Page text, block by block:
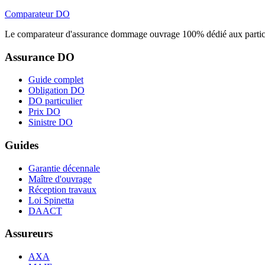
ComparateurDO
Le comparateur d'assurance dommage ouvrage 100% dédié aux
Assurance DO
Guide complet
Obligation DO
DO particulier
Prix DO
Sinistre DO
Guides
Garantie décennale
Maître d'ouvrage
Réception travaux
Loi Spinetta
DAACT
Assureurs
AXA